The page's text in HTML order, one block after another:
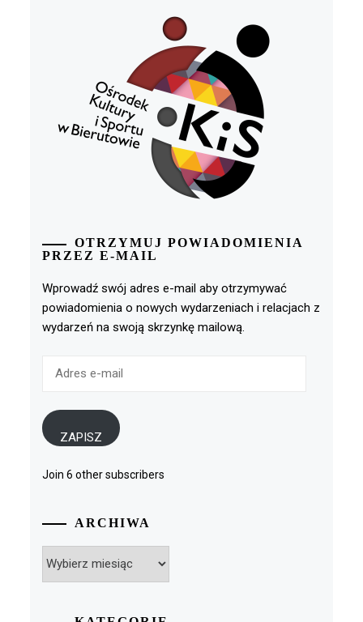
OTRZYMUJ POWIADOMIENIA
PRZEZ E-MAIL
Wprowadź swój adres e-mail aby otrzymywać
powiadomienia o nowych wydarzeniach i relacjach z
wydarzeń na swoją skrzynkę mailową.
ZAPISZ
Join 6 other subscribers
ARCHIWA